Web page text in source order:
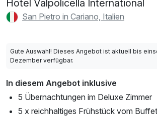
Hotel Valpolicella International
San Pietro in Cariano, Italien
Gute Auswahl! Dieses Angebot ist aktuell bis
Dezember verfügbar.
In diesem Angebot inklusive
5 Übernachtungen im Deluxe Zimmer
5 x reichhaltiges Frühstück vom Buffet